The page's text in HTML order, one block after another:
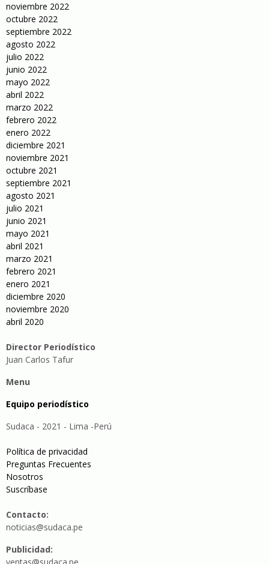
noviembre 2022
octubre 2022
septiembre 2022
agosto 2022
julio 2022
junio 2022
mayo 2022
abril 2022
marzo 2022
febrero 2022
enero 2022
diciembre 2021
noviembre 2021
octubre 2021
septiembre 2021
agosto 2021
julio 2021
junio 2021
mayo 2021
abril 2021
marzo 2021
febrero 2021
enero 2021
diciembre 2020
noviembre 2020
abril 2020
Director Periodístico
Juan Carlos Tafur
Menu
Equipo periodístico
Sudaca - 2021 - Lima -Perú
Política de privacidad
Preguntas Frecuentes
Nosotros
Suscríbase
Contacto:
noticias@sudaca.pe
Publicidad: